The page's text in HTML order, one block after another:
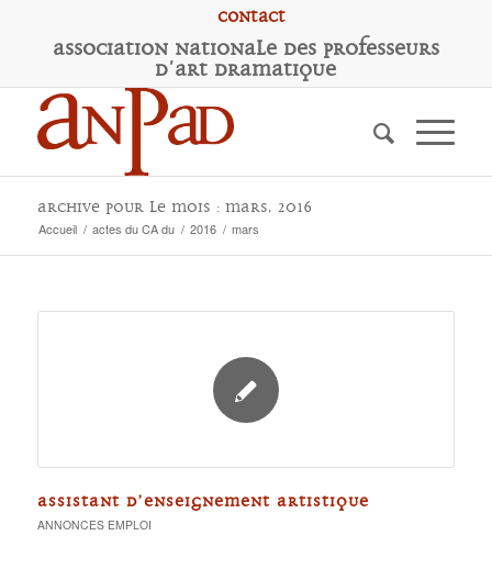
Contact
Association Nationale des Professeurs
d'Art Dramatique
Archive pour le mois : mars, 2016
Accueil / actes du CA du / 2016 / mars
ASSISTANT D’ENSEIGNEMENT ARTISTIQUE
ANNONCES EMPLOI